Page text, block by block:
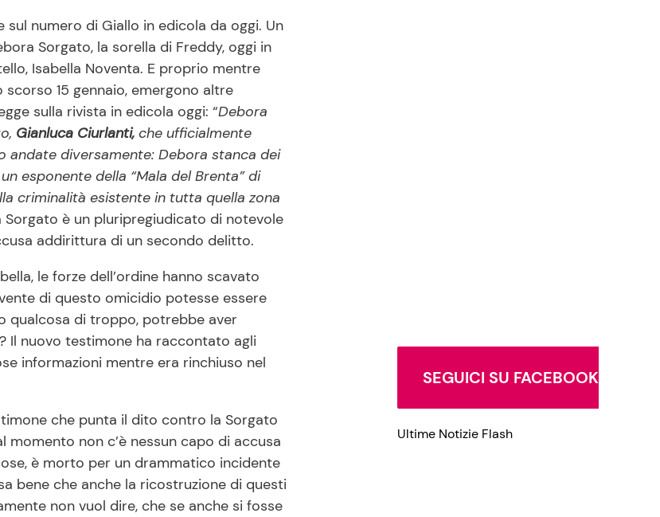
numero di Giallo in edicola da oggi. Un
Sorgato, la sorella di Freddy, oggi in
Isabella Noventa. E proprio mentre
15 gennaio, emergono altre
sulla rivista in edicola oggi: “Debora
Gianluca Ciurlanti, che ufficialmente
andate diversamente: Debora stanca dei
esponente della “Mala del Brenta” di
criminalità esistente in tutta quella zona
è un pluripregiudicato di notevole
addirittura di un secondo delitto.
le forze dell’ordine hanno scavato
di questo omicidio potesse essere
qualcosa di troppo, potrebbe aver
Il nuovo testimone ha raccontato agli
informazioni mentre era rinchiuso nel
che punta il dito contro la Sorgato
non c’è nessun capo di accusa
è morto per un drammatico incidente
bene che anche la ricostruzione di questi
non vuol dire, che se anche si fosse
SEGUICI SU FACEBOOK
Ultime Notizie Flash